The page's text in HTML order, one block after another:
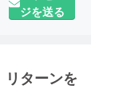
ジを送る
リターンを